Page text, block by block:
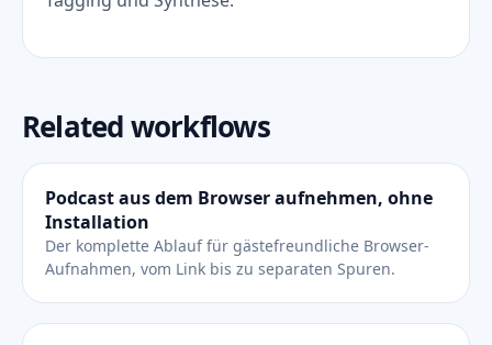
Related workflows
Podcast aus dem Browser aufnehmen, ohne
Installation
Der komplette Ablauf für gästefreundliche Browser-
Aufnahmen, vom Link bis zu separaten Spuren.